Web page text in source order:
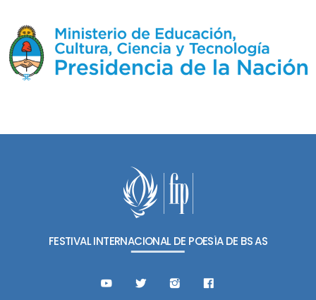
FESTIVAL INTERNACIONAL DE POESÍA DE BS AS